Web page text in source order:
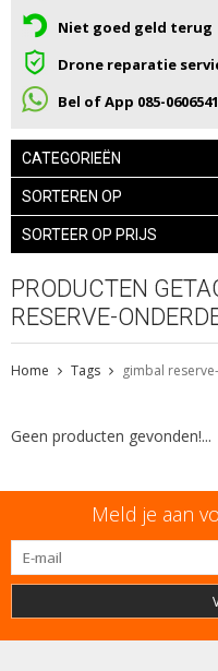
Niet goed geld terug
Drone reparatie
Bel of App 085-0606541
CATEGORIEËN
SORTEREN OP
SORTEER OP PRIJS
PRODUCTEN
RESERVE-
Home Tags gimbal
Geen producten gevonden!...
Meld je aan